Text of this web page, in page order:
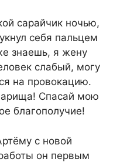
сарайчик ночью,
себя пальцем
знаешь, я жену
слабый, могу
на провокацию.
Спасай мою
благополучие!
с новой
он первым